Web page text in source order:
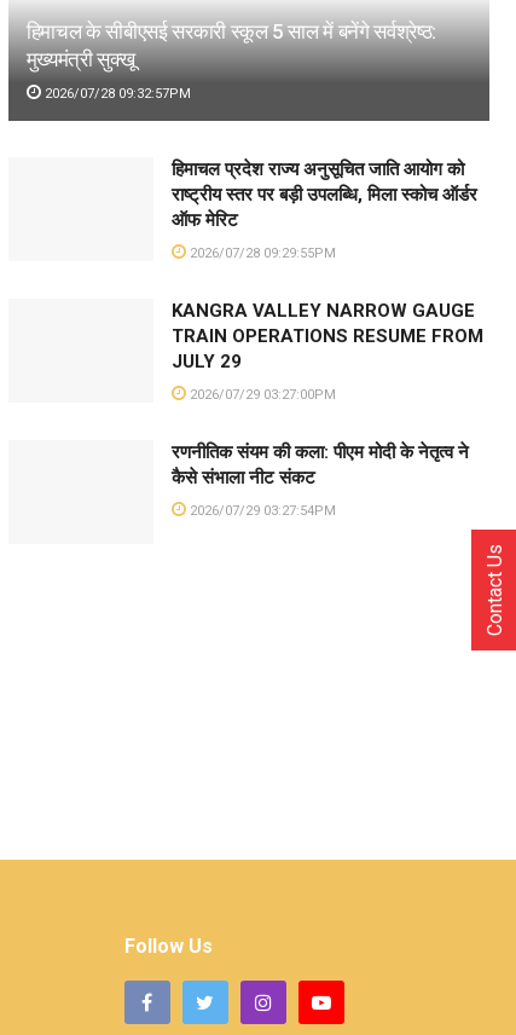
हिमाचल के सीबीएसई सरकारी स्कूल 5 साल में बनेंगे सर्वश्रेष्ठ:
मुख्यमंत्री सुक्खू
2026/07/28 09:32:57PM
हिमाचल प्रदेश राज्य अनुसूचित जाति आयोग को
राष्ट्रीय स्तर पर बड़ी उपलब्धि, मिला स्कोच ऑर्डर
ऑफ मेरिट
2026/07/28 09:29:55PM
KANGRA VALLEY NARROW GAUGE
TRAIN OPERATIONS RESUME FROM
JULY 29
2026/07/29 03:27:00PM
रणनीतिक संयम की कला: पीएम मोदी के नेतृत्व ने
कैसे संभाला नीट संकट
2026/07/29 03:27:54PM
Follow Us
Contact Us